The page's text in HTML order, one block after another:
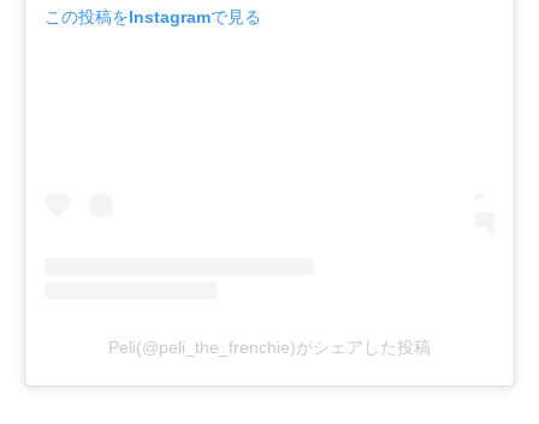
この投稿をInstagramで見る
Peli(@peli_the_frenchie)がシェアした投稿